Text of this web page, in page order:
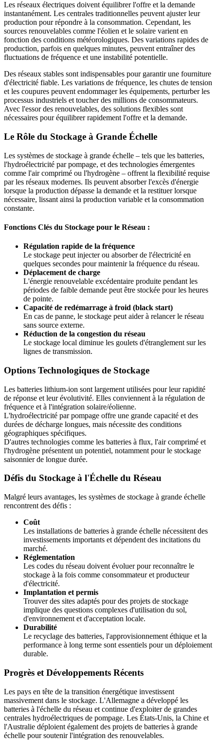
Les réseaux électriques doivent équilibrer l'offre et la demande
instantanément. Les centrales traditionnelles peuvent ajuster leur
production pour répondre à la consommation. Cependant, les
sources renouvelables comme l'éolien et le solaire varient en
fonction des conditions météorologiques. Des variations rapides de
production, parfois en quelques minutes, peuvent entraîner des
fluctuations de fréquence et une instabilité potentielle.
Des réseaux stables sont indispensables pour garantir une fourniture
d'électricité fiable. Les variations de fréquence, les chutes de tension
et les coupures peuvent endommager les équipements, perturber les
processus industriels et toucher des millions de consommateurs.
Avec l'essor des renouvelables, des solutions flexibles sont
nécessaires pour équilibrer rapidement l'offre et la demande.
Le Rôle du Stockage à Grande Échelle
Les systèmes de stockage à grande échelle – tels que les batteries,
l'hydroélectricité par pompage, et des technologies émergentes
comme l'air comprimé ou l'hydrogène – offrent la flexibilité requise
par les réseaux modernes. Ils peuvent absorber l'excès d'énergie
lorsque la production dépasse la demande et la restituer lorsque
nécessaire, lissant ainsi la production variable et la consommation
constante.
Fonctions Clés du Stockage pour le Réseau :
Régulation rapide de la fréquence
Le stockage peut injecter ou absorber de l'électricité en
quelques secondes pour maintenir la fréquence du réseau.
Déplacement de charge
L'énergie renouvelable excédentaire produite pendant les
périodes de faible demande peut être stockée pour les heures
de pointe.
Capacité de redémarrage à froid (black start)
En cas de panne, le stockage peut aider à relancer le réseau
sans source externe.
Réduction de la congestion du réseau
Le stockage local diminue les goulets d'étranglement sur les
lignes de transmission.
Options Technologiques de Stockage
Les batteries lithium-ion sont largement utilisées pour leur rapidité
de réponse et leur évolutivité. Elles conviennent à la régulation de
fréquence et à l'intégration solaire/éolienne.
L'hydroélectricité par pompage offre une grande capacité et des
durées de décharge longues, mais nécessite des conditions
géographiques spécifiques.
D'autres technologies comme les batteries à flux, l'air comprimé et
l'hydrogène présentent un potentiel, notamment pour le stockage
saisonnier de longue durée.
Défis du Stockage à l'Échelle du Réseau
Malgré leurs avantages, les systèmes de stockage à grande échelle
rencontrent des défis :
Coût
Les installations de batteries à grande échelle nécessitent des
investissements importants et dépendent des incitations du
marché.
Réglementation
Les codes du réseau doivent évoluer pour reconnaître le
stockage à la fois comme consommateur et producteur
d'électricité.
Implantation et permis
Trouver des sites adaptés pour des projets de stockage
implique des questions complexes d'utilisation du sol,
d'environnement et d'acceptation locale.
Durabilité
Le recyclage des batteries, l'approvisionnement éthique et la
performance à long terme sont essentiels pour un déploiement
durable.
Progrès et Développements Récents
Les pays en tête de la transition énergétique investissent
massivement dans le stockage. L'Allemagne a développé les
batteries à l'échelle du réseau et continue d'exploiter de grandes
centrales hydroélectriques de pompage. Les États-Unis, la Chine et
l'Australie déploient également des projets de batteries à grande
échelle pour soutenir l'intégration des renouvelables.